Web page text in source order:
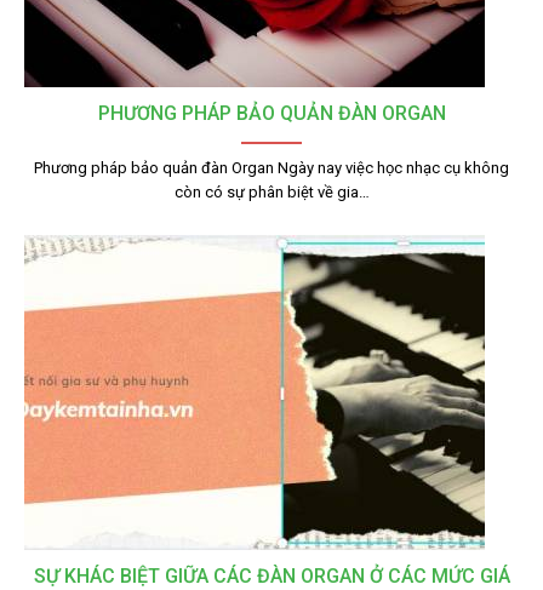
PHƯƠNG PHÁP BẢO QUẢN ĐÀN ORGAN
Phương pháp bảo quản đàn Organ Ngày nay việc học nhạc cụ không
còn có sự phân biệt về gia…
SỰ KHÁC BIỆT GIỮA CÁC ĐÀN ORGAN Ở CÁC MỨC GIÁ